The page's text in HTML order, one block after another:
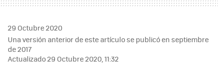
29 Octubre 2020
Una versión anterior de este artículo se publicó en septiembre
de 2017
Actualizado 29 Octubre 2020, 11:32